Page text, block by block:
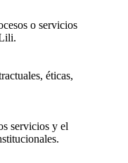
o servicios
éticas,
servicios y el